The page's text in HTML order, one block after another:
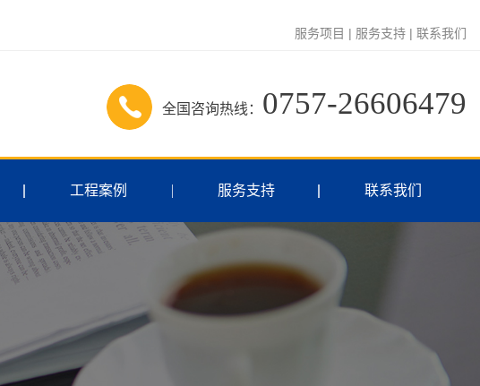
服务项目 | 服务支持 | 联系我们
全国咨询热线： 0757-26606479
工程案例 服务支持 联系我们